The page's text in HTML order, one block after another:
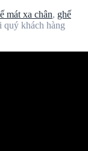
mát xa chân, ghế
quý khách hàng